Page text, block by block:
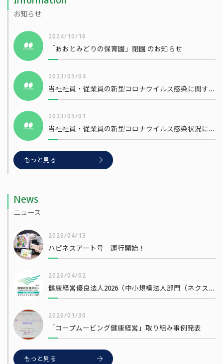
お知らせ
2024/10/16
「あおとみどりの保育園」閉園 のお知らせ
2023/05/04
当社社員・従業員の新型コロナウイルス感染に関するお知らせ
2023/05/01
当社社員・従業員の新型コロナウイルス感染状況について
もっと見る
News
ニュース
2026/04/13
ハピネスアート号 運行開始！
2026/04/02
健康経営優良法人2026（中小規模法人部門（ネクストブライト1000））
2026/01/30
「コープムービング健康経営」取り組み事例発表
もっと見る